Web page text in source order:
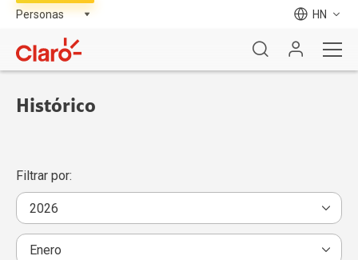
HN
Histórico
Filtrar por: